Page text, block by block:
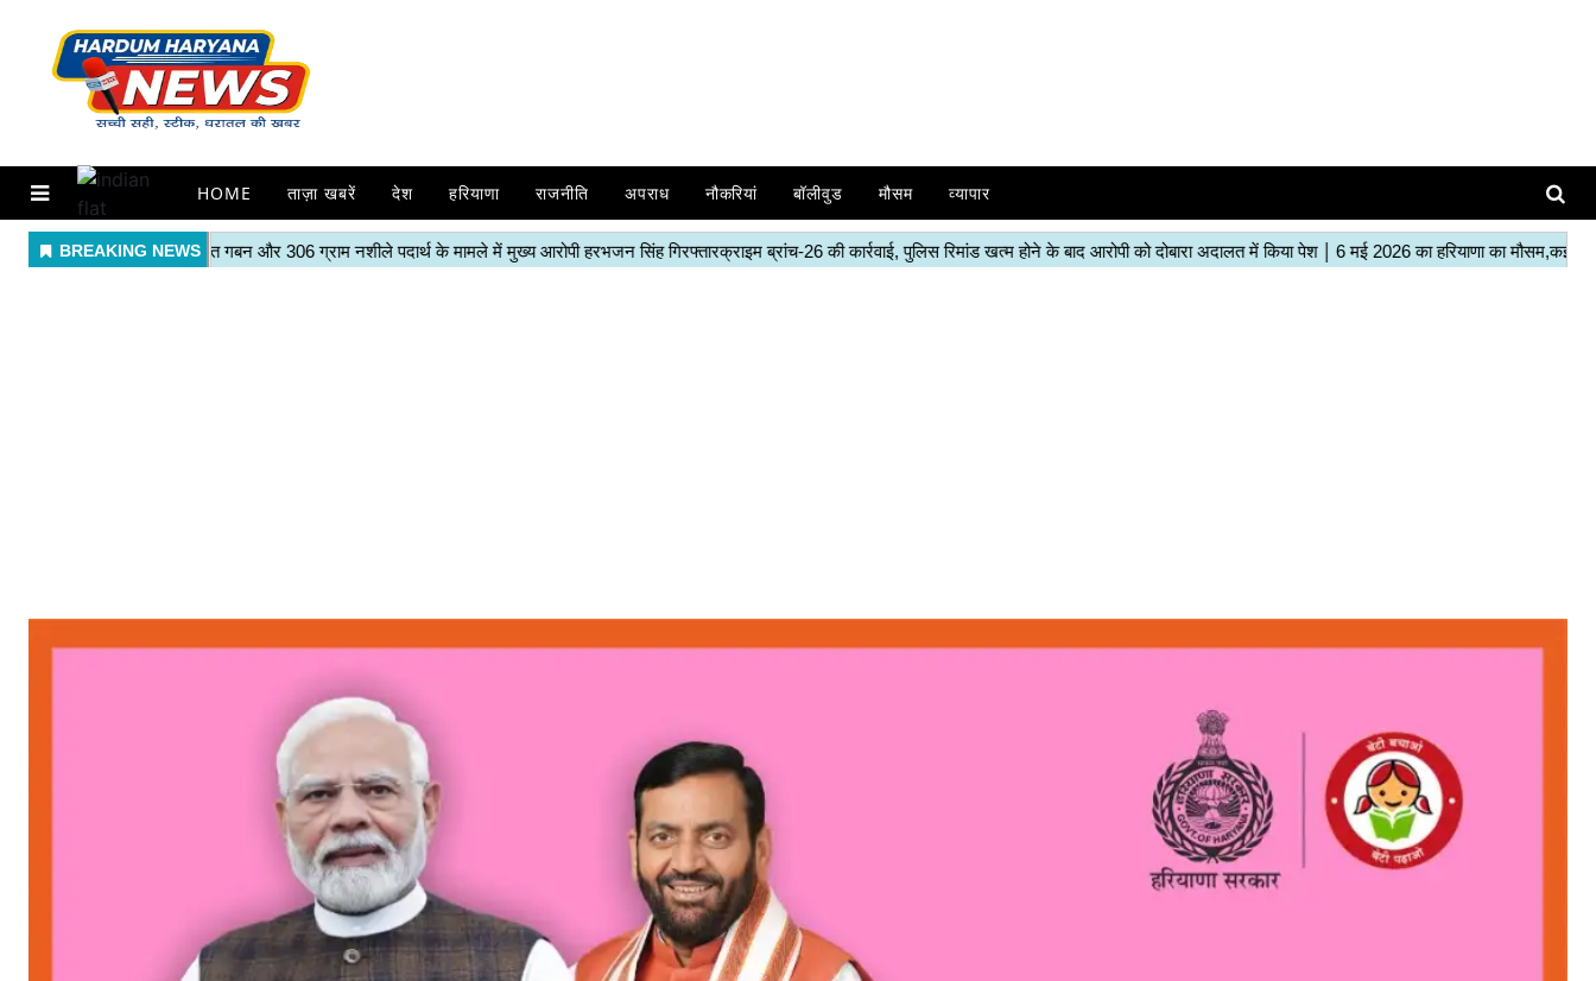
HOME ताज़ा खबरें देश हरियाणा राजनीति अपराध नौकरियां बॉलीवुड मौसम व्यापार